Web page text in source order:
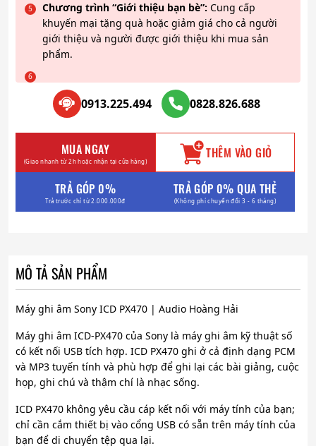
Chương trình “Giới thiệu bạn bè”: Cung cấp
khuyến mại tặng quà hoặc giảm giá cho cả người
giới thiệu và người được giới thiệu khi mua sản
phẩm.
0913.225.494 0828.826.688
MUA NGAY
(Giao nhanh từ 2h hoặc nhận tại cửa hàng) THÊM VÀO GIỎ
TRẢ GÓP 0%
Trả trước chỉ từ 2.000.000đ
TRẢ GÓP 0% QUA THẺ
(Không phí chuyển đổi 3 - 6 tháng)
MÔ TẢ SẢN PHẨM
Máy ghi âm Sony ICD PX470 | Audio Hoàng Hải
Máy ghi âm ICD-PX470 của Sony là máy ghi âm kỹ thuật số
có kết nối USB tích hợp. ICD PX470 ghi ở cả định dạng PCM
và MP3 tuyến tính và phù hợp để ghi lại các bài giảng, cuộc
họp, ghi chú và thậm chí là nhạc sống.
ICD PX470 không yêu cầu cáp kết nối với máy tính của bạn;
chỉ cần cắm thiết bị vào cổng USB có sẵn trên máy tính của
bạn để di chuyển tệp qua lại.